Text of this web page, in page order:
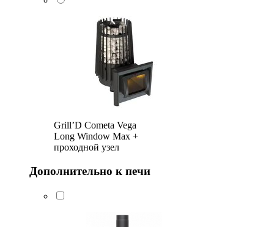
Grill’D Cometa Vega
Long Window Max +
проходной узел
Дополнительно к печи